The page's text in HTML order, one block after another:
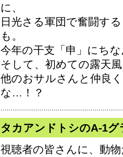
に、
日光さる軍団で奮闘す
も。
今年の干支「申」にち
そして、初めての露天
他のおサルさんと仲良
な…！？
タカアンドトシのA-1グ
視聴者の皆さんに、動